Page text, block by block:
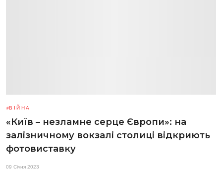
ВІЙНА
«Київ – незламне серце Європи»: на
залізничному вокзалі столиці відкриють
фотовиставку
09 Січня 2023